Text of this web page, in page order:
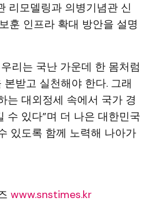
리모델링과 의병기념관 신
훈 인프라 확대 방안을 설명
리는 국난 가운데 한 몸처럼
받고 실천해야 한다. 그래
는 대외정세 속에서 국가 경
수 있다”며 더 나은 대한민국
있도록 함께 노력해 나아가
www.snstimes.kr